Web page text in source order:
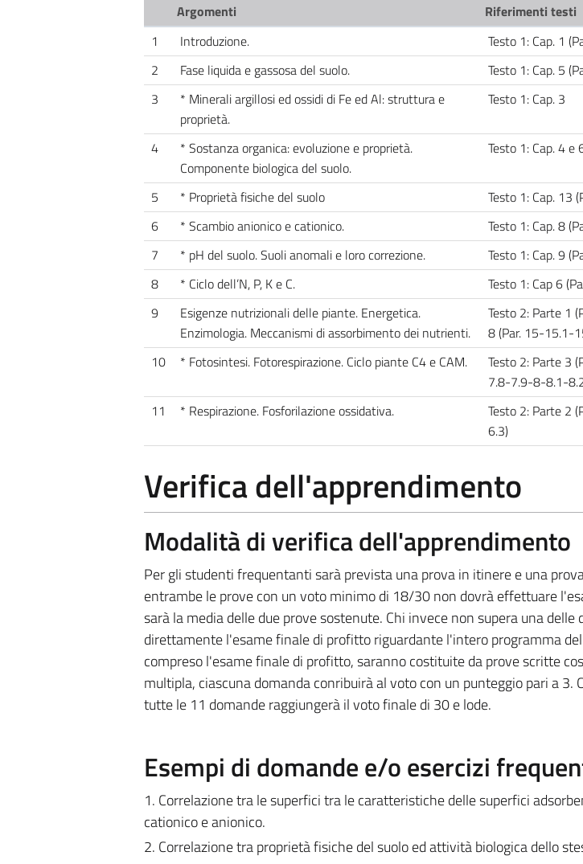
Argomenti
Riferimenti testi
1
Introduzione.
Testo 1: Cap. 1
2
Fase liquida e gassosa del suolo.
Testo 1: Cap. 5
3
* Minerali argillosi ed ossidi di Fe ed Al: struttura e
proprietà.
Testo 1: Cap. 3
4
* Sostanza organica: evoluzione e proprietà.
Componente biologica del suolo.
Testo 1: Cap. 4 e
5 * Proprietà fisiche del suolo
Testo 1: Cap. 13
6
* Scambio anionico e cationico.
Testo 1: Cap. 8
7
* pH del suolo. Suoli anomali e loro correzione.
Testo 1: Cap. 9
8
* Ciclo dell’N, P, K e C.
Testo 1: Cap 6
9
Esigenze nutrizionali delle piante. Energetica.
Enzimologia. Meccanismi di assorbimento dei nutrienti.
Testo 2: Parte 1
8 (Par. 15-15.1-
10
* Fotosintesi. Fotorespirazione. Ciclo piante C4 e CAM.
Testo 2: Parte 3
7.8-7.9-8-8.1-
11
* Respirazione. Fosforilazione ossidativa.
Testo 2: Parte 2
6.3)
Verifica dell'apprendimento
Modalità di verifica dell'apprendimento
Per gli studenti frequentanti sarà prevista una prova in itinere e una
entrambe le prove con un voto minimo di 18/30 non dovrà effettuare
sarà la media delle due prove sostenute. Chi invece non supera una delle
direttamente l'esame finale di profitto riguardante l'intero programma
compreso l'esame finale di profitto, saranno costituite da prove scritte
multipla, ciascuna domanda conribuirà al voto con un punteggio pari a 3.
tutte le 11 domande raggiungerà il voto finale di 30 e lode.
Esempi di domande e/o esercizi
1. Correlazione tra le superfici tra le caratteristiche delle superfici
cationico e anionico.
2. Correlazione tra proprietà fisiche del suolo ed attività biologica dello